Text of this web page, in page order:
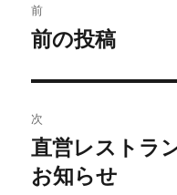
稿
ビ
ゲ
ー
前
過
の
投
稿:
前の投稿
次
次
の
直営レストラ
お知らせ